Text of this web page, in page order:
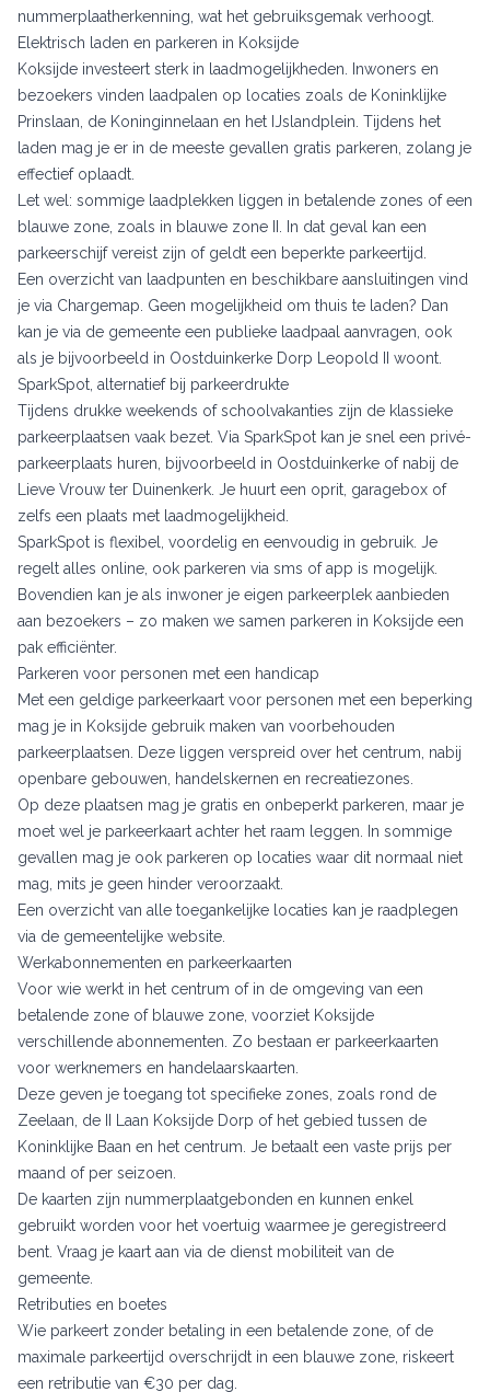
nummerplaatherkenning, wat het gebruiksgemak verhoogt.
Elektrisch laden en parkeren in Koksijde
Koksijde investeert sterk in laadmogelijkheden. Inwoners en
bezoekers vinden laadpalen op locaties zoals de Koninklijke
Prinslaan, de Koninginnelaan en het IJslandplein. Tijdens het
laden mag je er in de meeste gevallen gratis parkeren, zolang je
effectief oplaadt.
Let wel: sommige laadplekken liggen in betalende zones of een
blauwe zone, zoals in blauwe zone II. In dat geval kan een
parkeerschijf vereist zijn of geldt een beperkte parkeertijd.
Een overzicht van laadpunten en beschikbare aansluitingen vind
je via Chargemap. Geen mogelijkheid om thuis te laden? Dan
kan je via de gemeente een publieke laadpaal aanvragen, ook
als je bijvoorbeeld in Oostduinkerke Dorp Leopold II woont.
SparkSpot, alternatief bij parkeerdrukte
Tijdens drukke weekends of schoolvakanties zijn de klassieke
parkeerplaatsen vaak bezet. Via SparkSpot kan je snel een privé-
parkeerplaats huren, bijvoorbeeld in Oostduinkerke of nabij de
Lieve Vrouw ter Duinenkerk. Je huurt een oprit, garagebox of
zelfs een plaats met laadmogelijkheid.
SparkSpot is flexibel, voordelig en eenvoudig in gebruik. Je
regelt alles online, ook parkeren via sms of app is mogelijk.
Bovendien kan je als inwoner je eigen parkeerplek aanbieden
aan bezoekers – zo maken we samen parkeren in Koksijde een
pak efficiënter.
Parkeren voor personen met een handicap
Met een geldige parkeerkaart voor personen met een beperking
mag je in Koksijde gebruik maken van voorbehouden
parkeerplaatsen. Deze liggen verspreid over het centrum, nabij
openbare gebouwen, handelskernen en recreatiezones.
Op deze plaatsen mag je gratis en onbeperkt parkeren, maar je
moet wel je parkeerkaart achter het raam leggen. In sommige
gevallen mag je ook parkeren op locaties waar dit normaal niet
mag, mits je geen hinder veroorzaakt.
Een overzicht van alle toegankelijke locaties kan je raadplegen
via de gemeentelijke website.
Werkabonnementen en parkeerkaarten
Voor wie werkt in het centrum of in de omgeving van een
betalende zone of blauwe zone, voorziet Koksijde
verschillende abonnementen. Zo bestaan er parkeerkaarten
voor werknemers en handelaarskaarten.
Deze geven je toegang tot specifieke zones, zoals rond de
Zeelaan, de II Laan Koksijde Dorp of het gebied tussen de
Koninklijke Baan en het centrum. Je betaalt een vaste prijs per
maand of per seizoen.
De kaarten zijn nummerplaatgebonden en kunnen enkel
gebruikt worden voor het voertuig waarmee je geregistreerd
bent. Vraag je kaart aan via de dienst mobiliteit van de
gemeente.
Retributies en boetes
Wie parkeert zonder betaling in een betalende zone, of de
maximale parkeertijd overschrijdt in een blauwe zone, riskeert
een retributie van €30 per dag.